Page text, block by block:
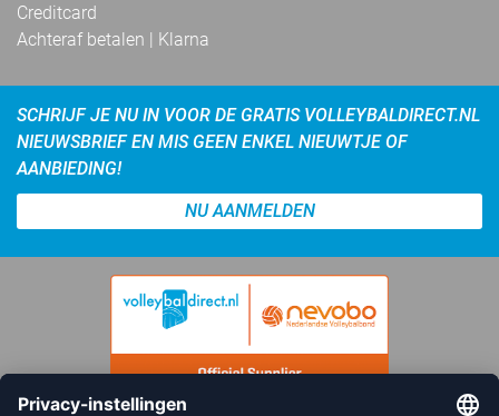
Creditcard
Achteraf betalen | Klarna
SCHRIJF JE NU IN VOOR DE GRATIS VOLLEYBALDIRECT.NL
NIEUWSBRIEF EN MIS GEEN ENKEL NIEUWTJE OF
AANBIEDING!
NU AANMELDEN